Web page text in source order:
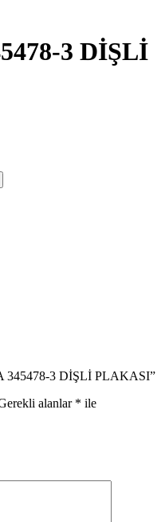
3 DİŞLİ
345478-3 DİŞLİ PLAKASI”
alanlar * ile